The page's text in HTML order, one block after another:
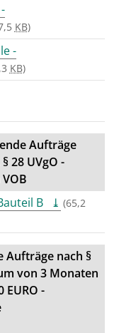
KB)
-
KB)
Aufträge
28 UVgO -
B
(65,2
Aufträge nach §
von 3 Monaten
-